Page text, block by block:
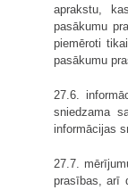
aprakstu,
pasākumu
piemēroti
pasākumu
27.6.
sniedzama
informācijas
27.7.
prasības, arī